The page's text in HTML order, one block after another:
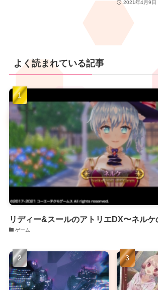
2021年4月9日
よく読まれている記事
リディー&スールのアトリエDX〜ネルケ
ゲーム